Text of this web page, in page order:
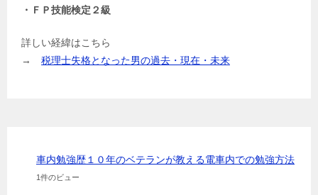
・ＦＰ技能検定２級
詳しい経緯はこちら
→ 税理士失格となった男の過去・現在・未来
車内勉強歴１０年のベテランが教える電車内での勉強方法
1件のビュー